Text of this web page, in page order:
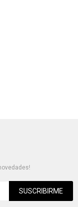
SUSCRIBIRME